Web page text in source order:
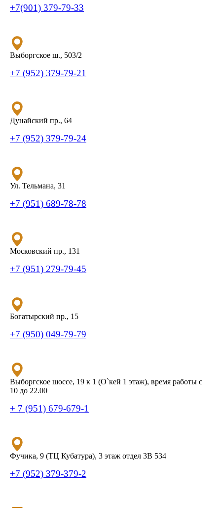
+7(901) 379-79-33
Выборгское ш., 503/2
+7 (952) 379-79-21
Дунайский пр., 64
+7 (952) 379-79-24
Ул. Тельмана, 31
+7 (951) 689-78-78
Московский пр., 131
+7 (951) 279-79-45
Богатырский пр., 15
+7 (950) 049-79-79
Выборгское шоссе, 19 к 1 (О`кей 1 этаж), время работы с
10 до 22.00
+ 7 (951) 679-679-1
Фучика, 9 (ТЦ Кубатура), 3 этаж отдел 3В 534
+7 (952) 379-379-2